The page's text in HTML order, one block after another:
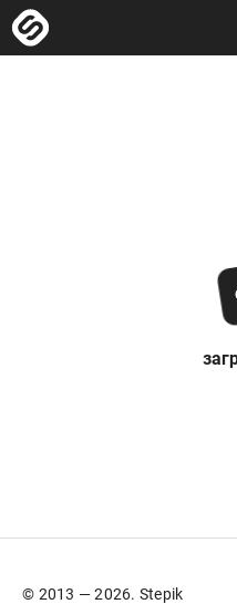
© 2013 — 2026. Stepik